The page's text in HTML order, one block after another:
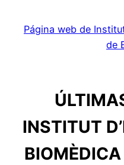
Página web de
de
INSTITUT